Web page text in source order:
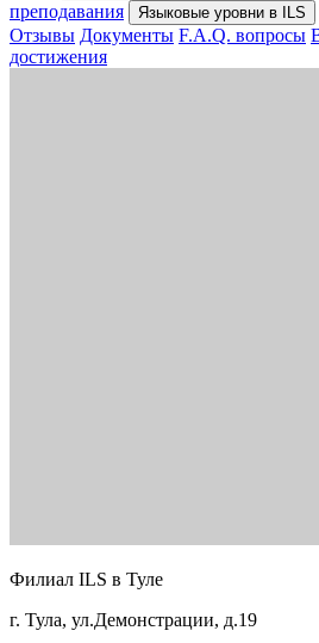
преподавания
Языковые уровни в ILS
Отзывы Документы F.A.Q. вопросы
достижения
Филиал ILS в Туле
г. Тула, ул.Демонстрации, д.19